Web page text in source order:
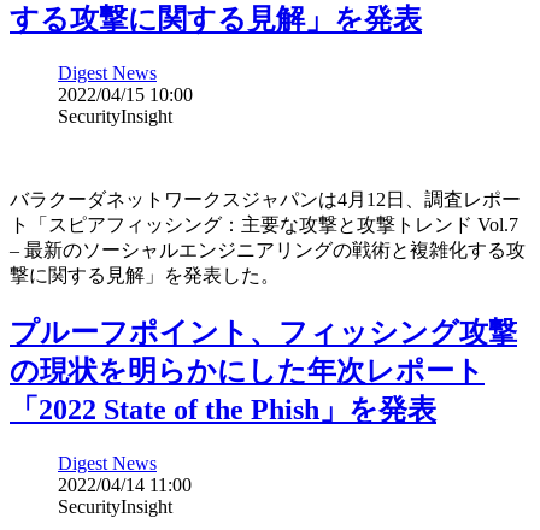
する攻撃に関する見解」を発表
Digest News
2022/04/15 10:00
SecurityInsight
バラクーダネットワークスジャパンは4月12日、調査レポー
ト「スピアフィッシング：主要な攻撃と攻撃トレンド Vol.7
– 最新のソーシャルエンジニアリングの戦術と複雑化する攻
撃に関する見解」を発表した。
プルーフポイント、フィッシング攻撃
の現状を明らかにした年次レポート
「2022 State of the Phish」を発表
Digest News
2022/04/14 11:00
SecurityInsight